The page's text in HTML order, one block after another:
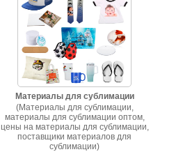
Материалы для сублимации
(Материалы для сублимации,
материалы для сублимации оптом,
цены на материалы для сублимации,
поставщики материалов для
сублимации)